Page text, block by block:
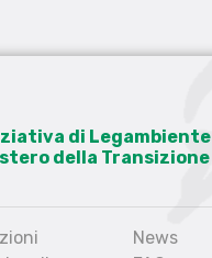
di Legambiente
della Transizione
News